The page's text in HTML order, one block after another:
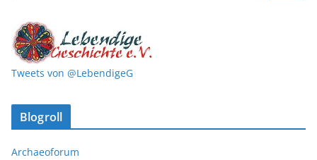
Tweets von @LebendigeG
Blogroll
Archaeoforum